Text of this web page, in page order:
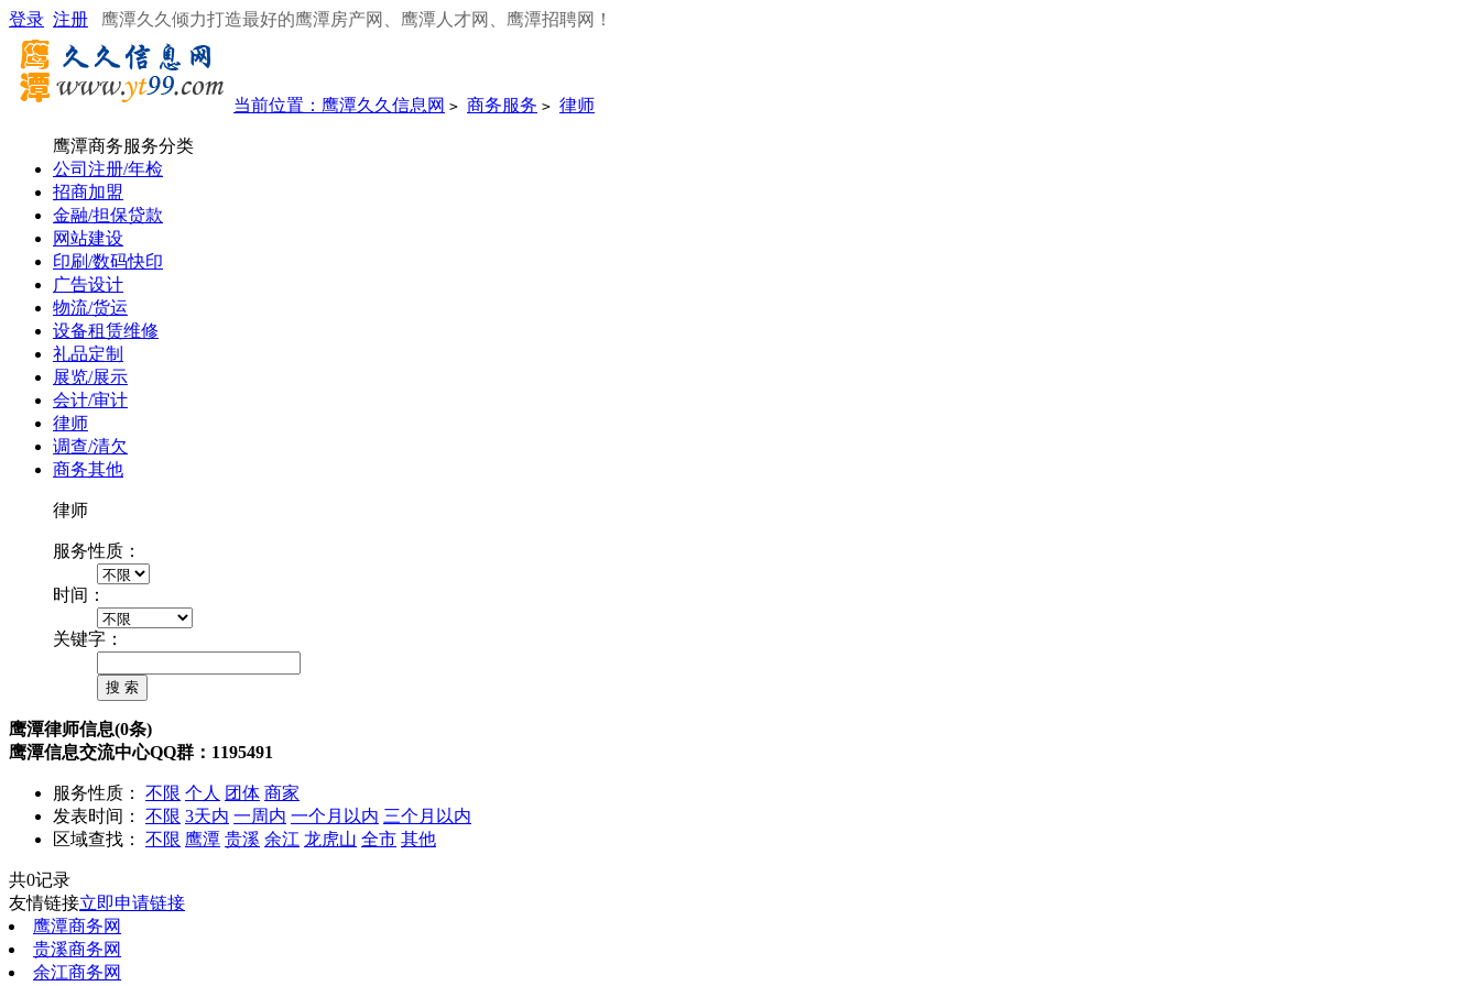
登录 注册 鹰潭久久倾力打造最好的鹰潭房产网、鹰潭人才网、鹰潭招聘网！
当前位置： 鹰潭久久信息网 > 商务服务 > 律师
鹰潭商务服务分类
公司注册/年检
招商加盟
金融/担保贷款
网站建设
印刷/数码快印
广告设计
物流/货运
设备租赁维修
礼品定制
展览/展示
会计/审计
律师
调查/清欠
商务其他
律师
服务性质：
时间：
关键字：
鹰潭律师信息(0条)
鹰潭信息交流中心QQ群：1195491
服务性质： 不限 个人 团体 商家
发表时间：
不限 3天内 一周内 一个月以内 三个月以内
区域查找：
不限 鹰潭 贵溪 余江 龙虎山 全市 其他
共0记录
友情链接立即申请链接
鹰潭商务网
贵溪商务网
余江商务网